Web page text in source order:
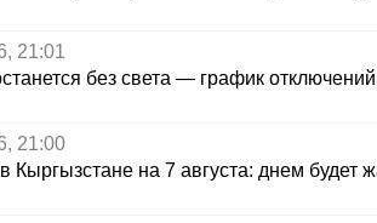
21:01
без света — график отключений
21:00
Кыргызстане на 7 августа: днем будет